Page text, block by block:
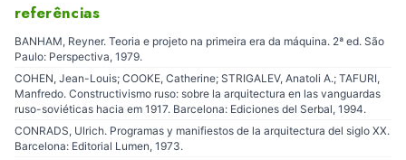
referências
BANHAM, Reyner. Teoria e projeto na primeira era da máquina. 2ª ed. São
Paulo: Perspectiva, 1979.
COHEN, Jean-Louis; COOKE, Catherine; STRIGALEV, Anatoli A.; TAFURI,
Manfredo. Constructivismo ruso: sobre la arquitectura en las vanguardas
ruso-soviéticas hacia em 1917. Barcelona: Ediciones del Serbal, 1994.
CONRADS, Ulrich. Programas y manifiestos de la arquitectura del siglo XX.
Barcelona: Editorial Lumen, 1973.